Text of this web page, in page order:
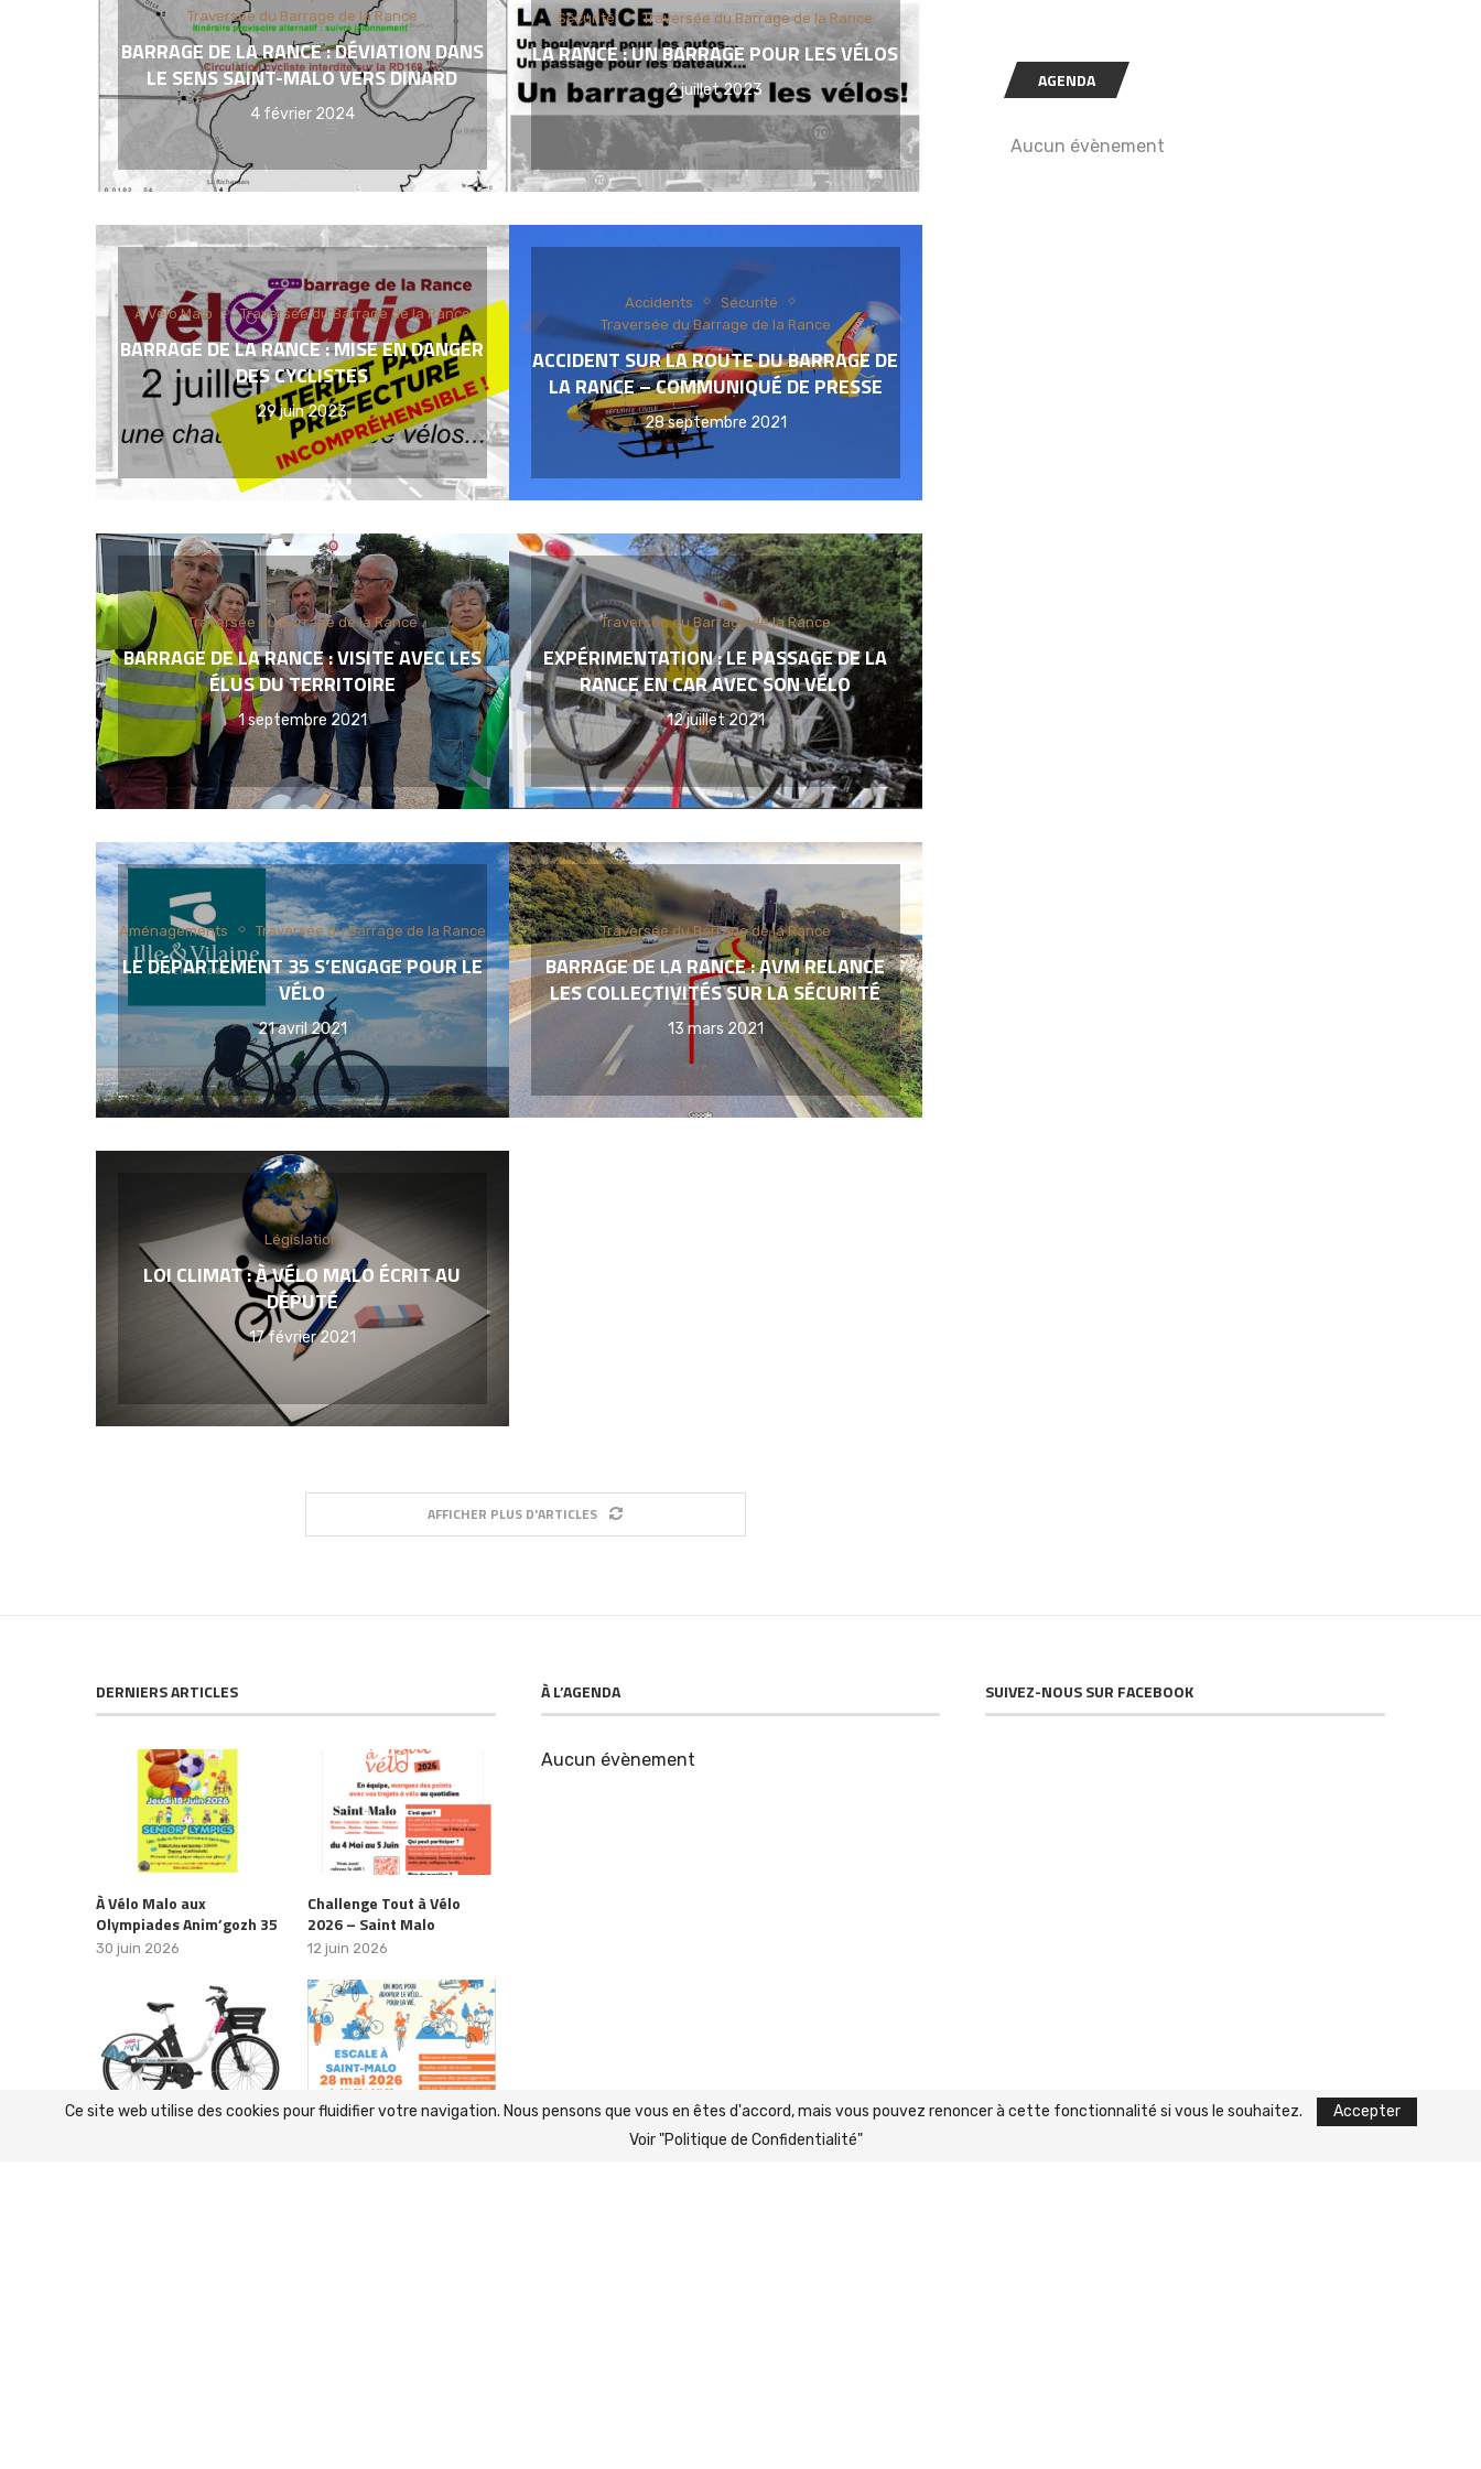
Traversée du Barrage de la Rance
BARRAGE DE LA RANCE : DÉVIATION DANS
LE SENS SAINT-MALO VERS DINARD
4 février 2024
Sécurité Traversée du Barrage de la Rance
LA RANCE : UN BARRAGE POUR LES VÉLOS
2 juillet 2023
À Vélo Malo Traversée du Barrage de la Rance
BARRAGE DE LA RANCE : MISE EN DANGER
DES CYCLISTES
29 juin 2023
Accidents
Sécurité
Traversée du Barrage de la Rance
ACCIDENT SUR LA ROUTE DU BARRAGE DE
LA RANCE – COMMUNIQUÉ DE PRESSE
28 septembre 2021
Traversée du Barrage de la Rance
BARRAGE DE LA RANCE : VISITE AVEC LES
ÉLUS DU TERRITOIRE
1 septembre 2021
Traversée du Barrage de la Rance
EXPÉRIMENTATION : LE PASSAGE DE LA
RANCE EN CAR AVEC SON VÉLO
12 juillet 2021
Aménagements Traversée du Barrage de la Rance
LE DÉPARTEMENT 35 S’ENGAGE POUR LE
VÉLO
21 avril 2021
Traversée du Barrage de la Rance
BARRAGE DE LA RANCE : AVM RELANCE
LES COLLECTIVITÉS SUR LA SÉCURITÉ
13 mars 2021
Législation
LOI CLIMAT : À VÉLO MALO ÉCRIT AU
DÉPUTÉ
17 février 2021
AFFICHER PLUS D'ARTICLES
AGENDA
Aucun évènement
DERNIERS ARTICLES
À Vélo Malo aux
Olympiades Anim’gozh 35
30 juin 2026
Challenge Tout à Vélo
2026 – Saint Malo
12 juin 2026
À L’AGENDA
Aucun évènement
SUIVEZ-NOUS SUR FACEBOOK
Ce site web utilise des cookies pour fluidifier votre navigation. Nous pensons que vous en êtes d'accord, mais vous pouvez renoncer à cette fonctionnalité si vous le souhaitez.
Accepter
Voir "Politique de Confidentialité"